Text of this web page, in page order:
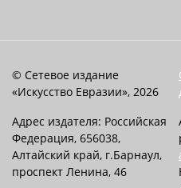
© Сетевое издание
«Искусство Евразии», 2026
Адрес издателя: Российская
Федерация, 656038,
Алтайский край, г.Барнаул,
проспект Ленина, 46